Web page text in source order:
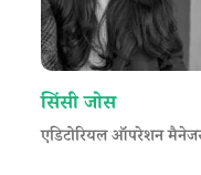
सिंसी जोस
एडिटोरियल ऑपरेशन